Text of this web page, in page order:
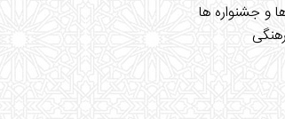
و جشنواره ها